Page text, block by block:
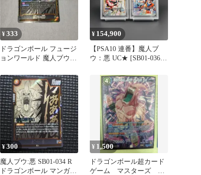
¥333
ドラゴンボール フュージ
ョンワールド 魔人ブウ：
¥ 154,900
【PSA10 連番】魔人ブ
ウ：悪 UC★ [SB01-036]
[SB02-022]
¥300
魔人ブウ:悪 SB01-034 R
ドラゴンボール マンガブ
¥ 1,500
ドラゴンボール超カード
ゲーム マスターズ